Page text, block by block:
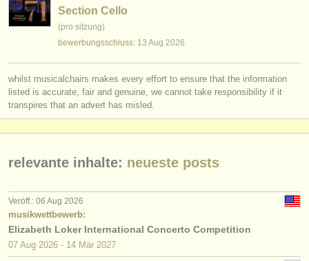
Section Cello
(pro sitzung)
bewerbungsschluss: 13 Aug 2026
whilst musicalchairs makes every effort to ensure that the information
listed is accurate, fair and genuine, we cannot take responsibility if it
transpires that an advert has misled.
relevante inhalte: neueste posts
Veröff.: 06 Aug 2026
musikwettbewerb:
Elizabeth Loker International Concerto Competition
07 Aug 2026 - 14 Mär 2027